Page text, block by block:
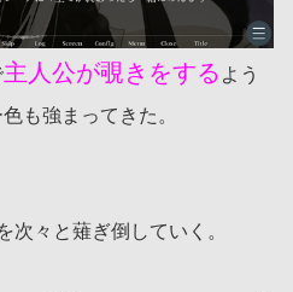
主人公が覗きをする よう
も強まってきた。
次々と薙ぎ倒していく。